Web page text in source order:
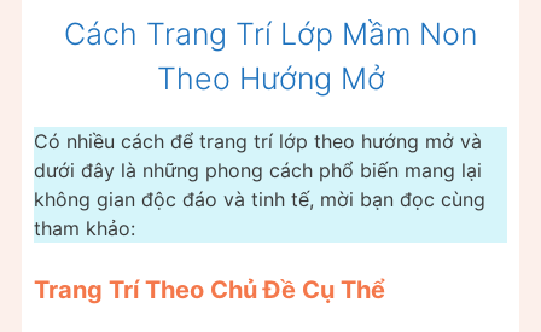
Cách Trang Trí Lớp Mầm Non
Theo Hướng Mở
Có nhiều cách để trang trí lớp theo hướng mở và
dưới đây là những phong cách phổ biến mang lại
không gian độc đáo và tinh tế, mời bạn đọc cùng
tham khảo:
Trang Trí Theo Chủ Đề Cụ Thể